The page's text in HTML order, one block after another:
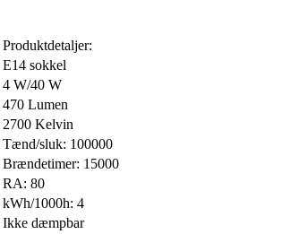
Produktdetaljer:
E14 sokkel
4 W/40 W
470 Lumen
2700 Kelvin
Tænd/sluk: 100000
Brændetimer: 15000
RA: 80
kWh/1000h: 4
Ikke dæmpbar